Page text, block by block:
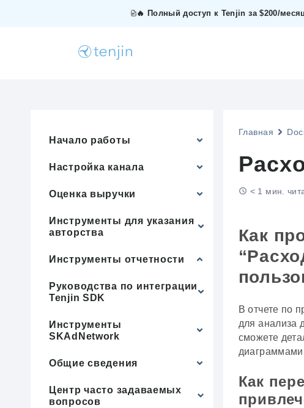
🔥 Полный доступ к Tenjin за $200/
Начало работы
Настройка канала
Оценка выручки
Инструменты для указания
авторства
Инструменты отчетности
Руководства по интеграции
Tenjin SDK
Инструменты
SKAdNetwork
Общие сведения
Центр часто задаваемых
вопросов
Главная
< 1 мин.
Как
В отчете по
для анализа
сможете
Как